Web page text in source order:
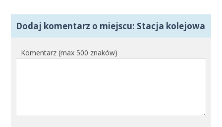
Dodaj komentarz o miejscu: Stacja kolejowa
Komentarz (max 500 znaków)